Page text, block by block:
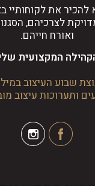
להכיר את לקוחותיי
לצרכיהם,
ואורח חייהם.
המקצועית
שבוע העיצוב
ותערוכות עיצוב